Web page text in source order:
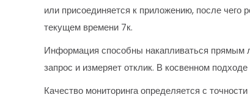
или присоединяется к приложению, после
текущем времени 7к.
Информация способны накапливаться прямым
запрос и измеряет отклик. В косвенном
Качество мониторинга определяется с